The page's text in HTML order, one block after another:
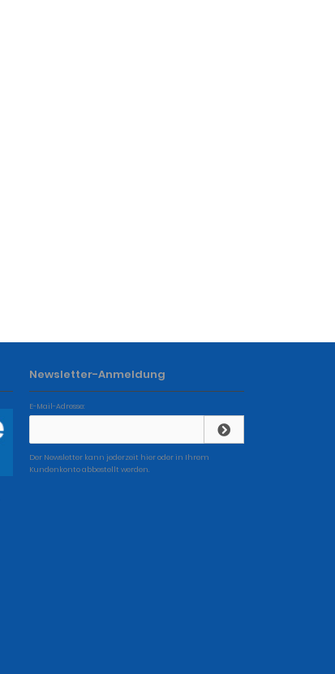
Newsletter-Anmeldung
E-Mail-Adresse:
Der Newsletter kann jederzeit hier oder in Ihrem
Kundenkonto abbestellt werden.